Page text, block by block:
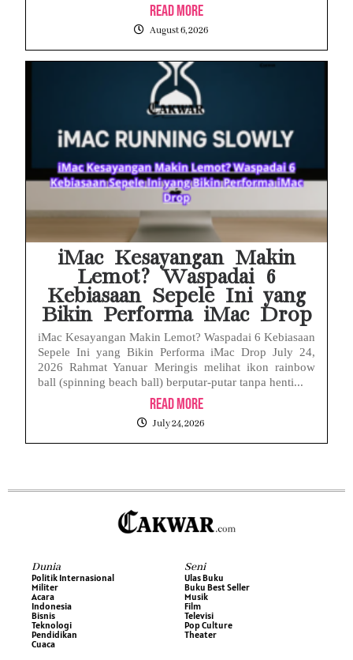
Read More
August 6, 2026
iMac Kesayangan Makin
Lemot? Waspadai 6
Kebiasaan Sepele Ini yang
Bikin Performa iMac Drop
iMac Kesayangan Makin Lemot? Waspadai 6 Kebiasaan
Sepele Ini yang Bikin Performa iMac Drop July 24,
2026 Rahmat Yanuar Meringis melihat ikon rainbow
ball (spinning beach ball) berputar-putar tanpa henti...
Read More
July 24, 2026
Dunia
Politik Internasional
Militer
Acara
Indonesia
Bisnis
Teknologi
Pendidikan
Cuaca
Seni
Ulas Buku
Buku Best Seller
Musik
Film
Televisi
Pop Culture
Theater